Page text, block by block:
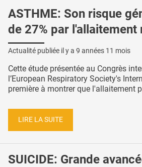
ASTHME: Son risque
de 27% par l'allaitement
Actualité publiée il y a 9 années 11 mois
Cette étude présentée au Congrès
l’European Respiratory Society's
première à montrer que l'allaitement
LIRE LA SUITE
SUICIDE: Grande